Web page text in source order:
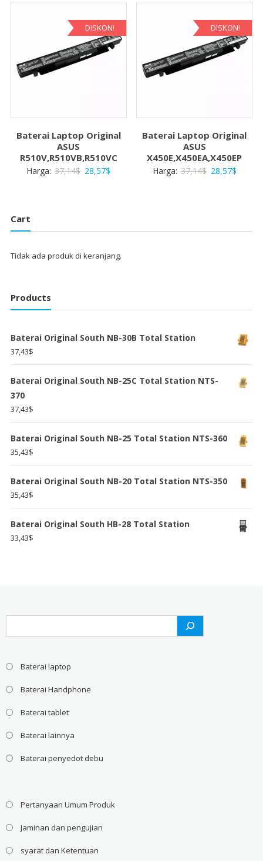
28,57$.
DISKON!
Baterai Laptop Original
ASUS
R510V,R510VB,R510VC
Harga: 37,14$ Harga
28,57$
28,57$.
DISKON!
Baterai Laptop Original
ASUS
X450E,X450EA,X450EP
Harga: 37,14$ Harga
28,57$Harga
28,57$.
Cart
Tidak ada produk di keranjang.
Products
Baterai Original South NB-30B Total Station
37,43$
Baterai Original South NB-25C Total Station NTS-
370
37,43$
Baterai Original South NB-25 Total Station NTS-360
35,43$
Baterai Original South NB-20 Total Station NTS-350
35,43$
Baterai Original South HB-28 Total Station
33,43$
Baterai laptop
Baterai Handphone
Baterai tablet
Baterai lainnya
Baterai penyedot debu
Pertanyaan Umum Produk
Jaminan dan pengujian
syarat dan Ketentuan